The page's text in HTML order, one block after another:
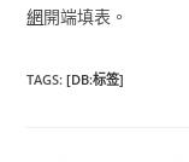
網開端填表。
TAGS:[DB:标签]